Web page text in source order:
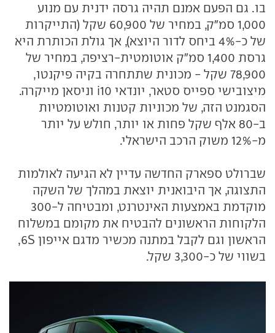
בו. גם הפעם אמנם תהיה גרסה ידנית עם מנוע
1,000 סמ"ק, במחיר של 60,900 שקל (התייקרות
של כ-4% ביחס לדור היוצא), אך גולת הכותרת היא
גרסת 1,400 סמ"ק אוטומטית-רציפה, במחיר של
78,900 שקל - מכונית שתתחרה בקיה פיקנטו,
מיצובישי ספייס סטאר, יונדאי i10 וניסאן מייקרה.
הסגמנט הזה, של מכוניות קטנות ואוטומטיות
ב-80 אלף שקל פחות או יותר, חולש על יותר
מ-12% משוק הרכב הישראלי.
שברולט ספארק החדשה עדיין לא הגיעה לאולמות
התצוגה, אך היבואנית יוצאת במהלך של השקה
מוקדמת באמצעות האינטרנט, ומבטיחה ל-300
הלקוחות הראשונים להבטיח את מקומם במשלוח
הראשון וגם לקבל במתנה מכשיר מדגם אייפון 6S,
בשווי של כ-3,300 שקל.